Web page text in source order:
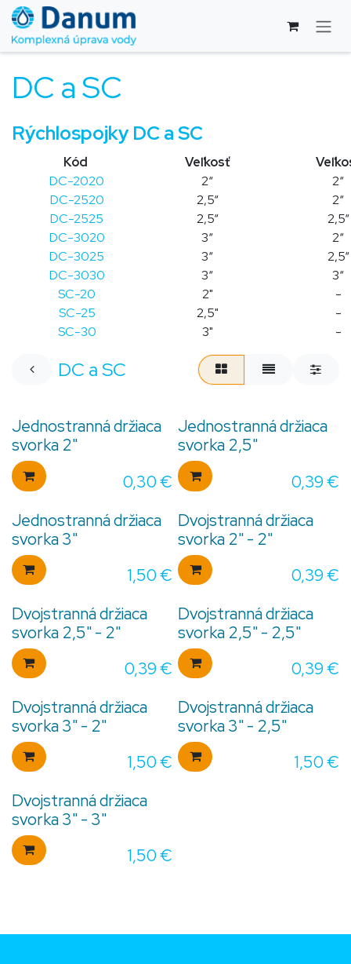
Skip to Content
DC a SC
Rýchlospojky DC a SC
Kód Veľkosť
DC-2020
2“
2“
DC-2520
2,5“
2“
DC-2525
2,5“
2,5“
DC-3020
3“
2“
DC-3025
3“
2,5“
DC-3030
3“
3“
SC-20
2"
-
SC-25
2,5"
-
SC-30
3" -
DC a SC
Jednostranná držiaca
svorka 2"
0,30€
Jednostranná držiaca
svorka 2,5"
0,39€
Jednostranná držiaca
svorka 3"
1,50€
Dvojstranná držiaca
svorka 2" - 2"
0,39€
Dvojstranná držiaca
svorka 2,5" - 2"
0,39€
Dvojstranná držiaca
svorka 2,5" - 2,5"
0,39€
Dvojstranná držiaca
svorka 3" - 2"
1,50€
Dvojstranná držiaca
svorka 3" - 2,5"
1,50€
Dvojstranná držiaca
svorka 3" - 3"
1,50€